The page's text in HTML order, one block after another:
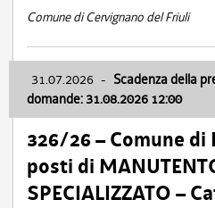
Comune di Cervignano del Friuli
31.07.2026 - Scadenza della
domande: 31.08.2026 12:00
326/26 – Comune di
posti di
SPECIALIZZATO –